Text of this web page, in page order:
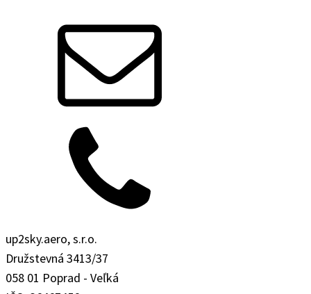
up2sky.aero, s.r.o.
Družstevná 3413/37
058 01 Poprad - Veľká